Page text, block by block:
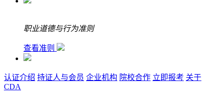
职业道德与行为准则
查看准则
认证介绍 持证人与会员 企业机构 院校合作 立即报考 关于
CDA